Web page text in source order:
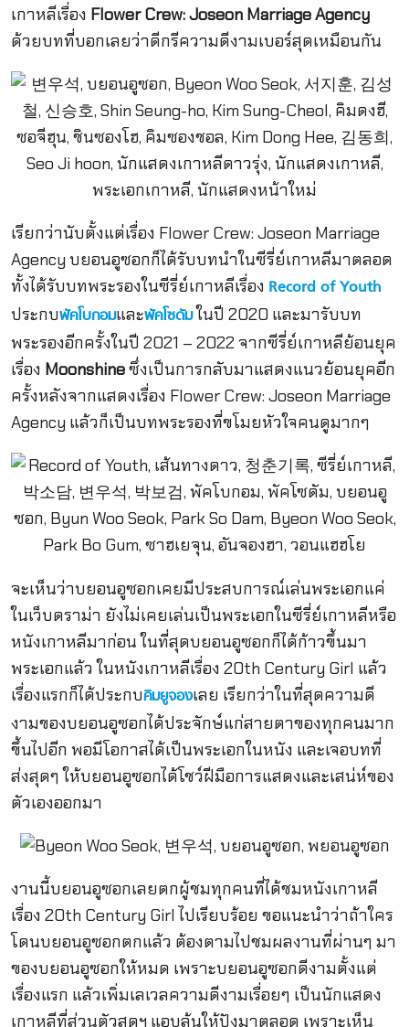
เกาหลีเรื่อง Flower Crew: Joseon Marriage Agency
ด้วยบทที่บอกเลยว่าดีกรีความดีงามเบอร์สุดเหมือนกัน
เรียกว่านับตั้งแต่เรื่อง Flower Crew: Joseon Marriage
Agency บยอนอูซอกก็ได้รับบทนำในซีรี่ย์เกาหลีมาตลอด
ทั้งได้รับบทพระรองในซีรี่ย์เกาหลีเรื่อง Record of Youth
ประกบพัคโบกอมและพัคโซดัมในปี 2020 และมารับบท
พระรองอีกครั้งในปี 2021 – 2022 จากซีรี่ย์เกาหลีย้อนยุค
เรื่อง Moonshineซึ่งเป็นการกลับมาแสดงแนวย้อนยุคอีก
ครั้งหลังจากแสดงเรื่อง Flower Crew: Joseon Marriage
Agency แล้วก็เป็นบทพระรองที่ขโมยหัวใจคนดูมากๆ
จะเห็นว่าบยอนอูซอกเคยมีประสบการณ์เล่นพระเอกแค่
ในเว็บดราม่า ยังไม่เคยเล่นเป็นพระเอกในซีรี่ย์เกาหลีหรือ
หนังเกาหลีมาก่อน ในที่สุดบยอนอูซอกก็ได้ก้าวขึ้นมา
พระเอกแล้ว ในหนังเกาหลีเรื่อง 20th Century Girl แล้ว
เรื่องแรกก็ได้ประกบคิมยูจองเลย เรียกว่าในที่สุดความดี
งามของบยอนอูซอกได้ประจักษ์แก่สายตาของทุกคนมาก
ขึ้นไปอีก พอมีโอกาสได้เป็นพระเอกในหนัง และเจอบทที่
ส่งสุดๆ ให้บยอนอูซอกได้โชว์ฝีมือการแสดงและเสน่ห์ของ
ตัวเองออกมา
งานนี้บยอนอูซอกเลยตกผู้ชมทุกคนที่ได้ชมหนังเกาหลี
เรื่อง 20th Century Girl ไปเรียบร้อย ขอแนะนำว่าถ้าใคร
โดนบยอนอูซอกตกแล้ว ต้องตามไปชมผลงานที่ผ่านๆ มา
ของบยอนอูซอกให้หมด เพราะบยอนอูซอกดีงามตั้งแต่
เรื่องแรก แล้วเพิ่มเลเวลความดีงามเรื่อยๆ เป็นนักแสดง
เกาหลีที่ส่วนตัวสุดฯ แอบลุ้นให้ปังมาตลอด เพราะเห็น